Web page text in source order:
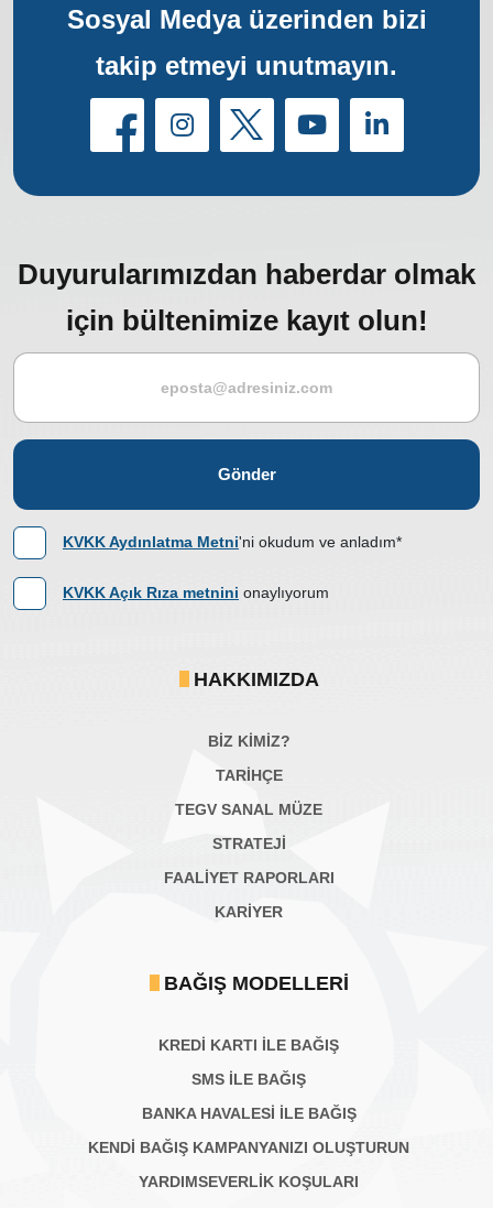
Sosyal Medya üzerinden bizi
takip etmeyi unutmayın.
Duyurularımızdan haberdar olmak
için bültenimize kayıt olun!
Gönder
KVKK Aydınlatma Metni'ni okudum ve anladım*
KVKK Açık Rıza metnini onaylıyorum
HAKKIMIZDA
BİZ KİMİZ?
TARİHÇE
TEGV SANAL MÜZE
STRATEJİ
FAALİYET RAPORLARI
KARIYER
BAĞIŞ MODELLERI
KREDİ KARTI İLE BAĞIŞ
SMS İLE BAĞIŞ
BANKA HAVALESİ İLE BAĞIŞ
KENDİ BAĞIŞ KAMPANYANIZI OLUŞTURUN
YARDIMSEVERLİK KOŞULARI